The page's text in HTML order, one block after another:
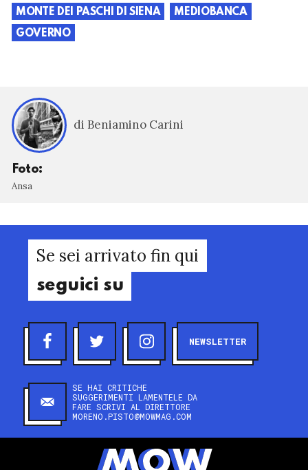
MONTE DEI PASCHI DI SIENA
MEDIOBANCA
GOVERNO
di Beniamino Carini
Foto:
Ansa
Se sei arrivato fin qui
seguici su
NEWSLETTER
SE HAI CRITICHE
SUGGERIMENTI LAMENTELE DA
FARE SCRIVI AL DIRETTORE
MORENO.PISTO@MOWMAG.COM